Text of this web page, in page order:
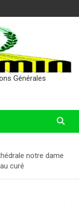
Générales
notre dame
curé